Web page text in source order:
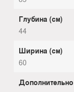
Глубина (см)
44
Ширина (см)
60
Дополнительно